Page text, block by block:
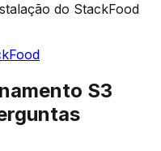
do StackFood
S3